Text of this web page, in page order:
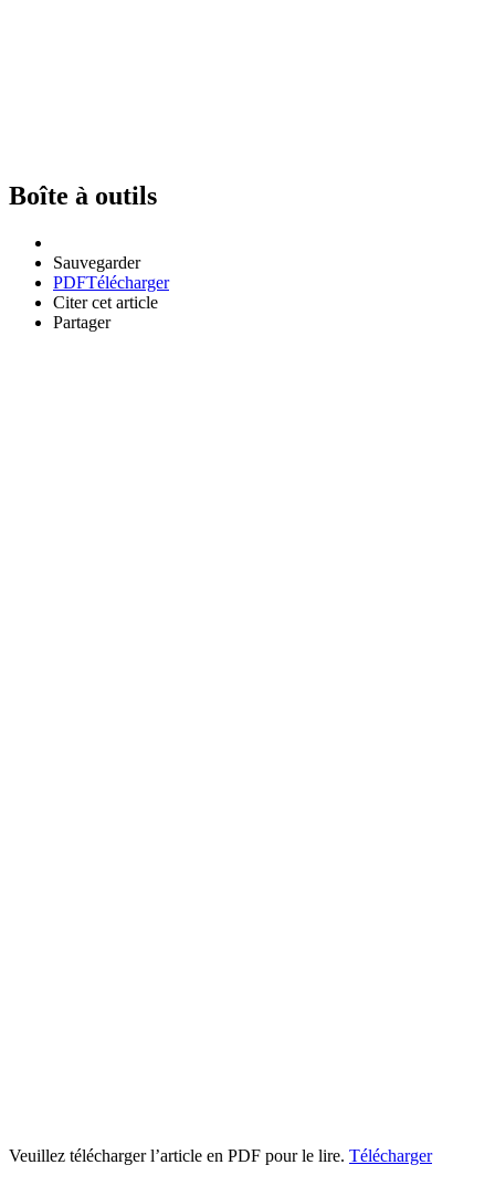
Boîte à outils
Sauvegarder
PDFTélécharger
Citer cet article
Partager
Veuillez télécharger l’article en PDF pour le lire. Télécharger